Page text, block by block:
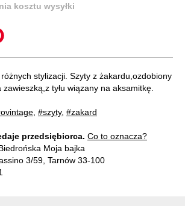
kosztu wysyłki
stylizacji. Szyty z żakardu,ozdobiony
tyłu wiązany na aksamitkę.
#szyty, #zakard
przedsiębiorca. Co to oznacza?
Moja bajka
3/59, Tarnów 33-100